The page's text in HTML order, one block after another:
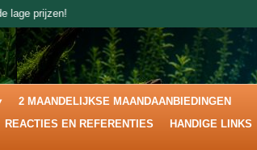
lage prijzen!
2 MAANDELIJKSE MAANDAANBIEDINGEN
REACTIES EN REFERENTIES HANDIGE LINKS